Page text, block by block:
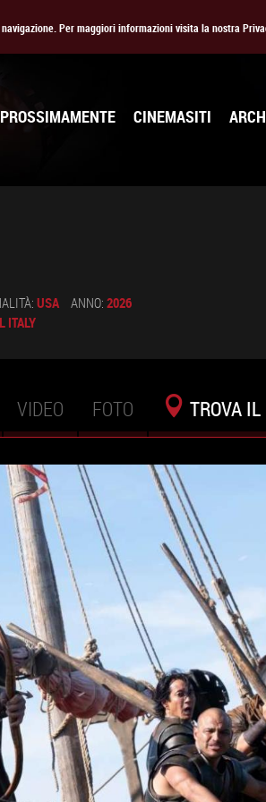
Per maggiori informazioni visita la nostra
PROSSIMAMENTE CINEMASITI
USA ANNO: 2026
ITALY
VIDEO FOTO TROVA